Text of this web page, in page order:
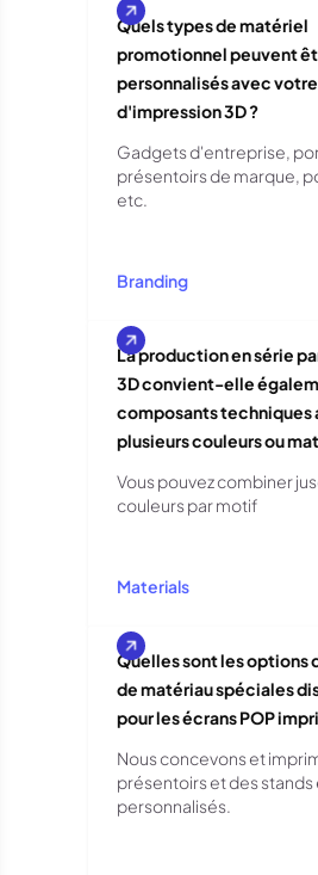
Quels types de matériel
promotionnel peuvent
personnalisés avec
d'impression 3D ?
Gadgets d'entreprise,
présentoirs de marque,
etc.
Branding
La production en série
3D convient-elle
composants techniques
plusieurs couleurs ou
Vous pouvez combiner
couleurs par motif
Materials
Quelles sont les options
de matériau spéciales
pour les écrans POP
Nous concevons et
présentoirs et des
personnalisés.